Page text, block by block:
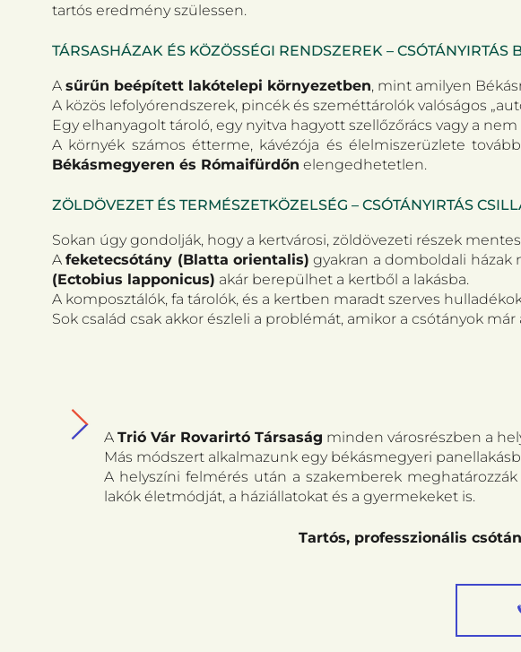
tartós eredmény szülessen.
TÁRSASHÁZAK ÉS KÖZÖSSÉGI RENDSZEREK –
A sűrűn beépített lakótelepi környezetben, mint amilyen
A közös lefolyórendszerek, pincék és szeméttárolók valóságos
Egy elhanyagolt tároló, egy nyitva hagyott szellőzőrács vagy a
A környék számos étterme, kávézója és élelmiszerüzlete
Békásmegyeren és Rómaifürdőn elengedhetetlen.
ZÖLDÖVEZET ÉS TERMÉSZETKÖZELSÉG – CSÓTÁNYIRTÁS
Sokan úgy gondolják, hogy a kertvárosi, zöldövezeti részek
Afeketecsótány (Blatta orientalis) gyakran a domboldali házak
(Ectobius lapponicus) akár berepülhet a kertből a lakásba.
A komposztálók, fa tárolók, és a kertben maradt szerves
Sok család csak akkor észleli a problémát, amikor a csótányok már
A Trió Vár Rovarirtó Társaság minden városrészben a
Más módszert alkalmazunk egy békásmegyeri
A helyszíni felmérés után a szakemberek
lakók életmódját, a háziállatokat és a gyermekeket is.
Tartós, professzionális